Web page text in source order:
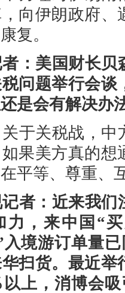
向伊朗政府
复。
：美国财长贝
问题举行会
是会有解决办
于关税战，中
果美方真的
平等、尊重、
者：近来我们
力，来中国“
境游订单量
扫货。最近
上，消博会